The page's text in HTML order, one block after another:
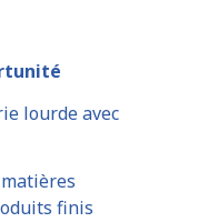
lourde avec
finis